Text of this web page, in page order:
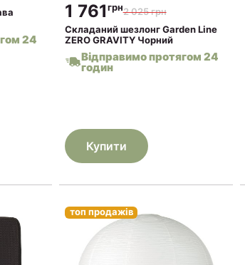
24
2 025 грн
1 761грн
Складаний шезлонг Garden Line
ZERO GRAVITY Чорний
Відправимо протягом 24
годин
Купити
топ продажів